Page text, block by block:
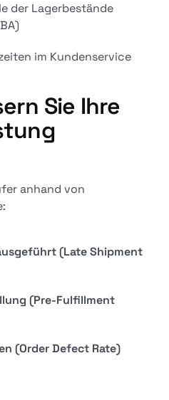
der Lagerbestände
im Kundenservice
Sie Ihre
anhand von
(Late Shipment
(Pre-Fulfillment
(Order Defect Rate)